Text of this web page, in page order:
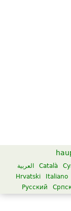
العربية Català
Hrvatski
Italiano
Русский